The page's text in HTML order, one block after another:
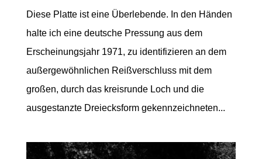
Diese Platte ist eine Überlebende. In den Händen
halte ich eine deutsche Pressung aus dem
Erscheinungsjahr 1971, zu identifizieren an dem
außergewöhnlichen Reißverschluss mit dem
großen, durch das kreisrunde Loch und die
ausgestanzte Dreiecksform gekennzeichneten...